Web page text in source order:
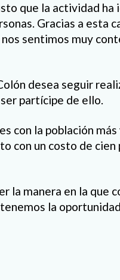
que la actividad ha
Gracias a esta
sentimos muy
desea seguir
partícipe de ello.
con la población
con un costo de cien
la manera en la que
la